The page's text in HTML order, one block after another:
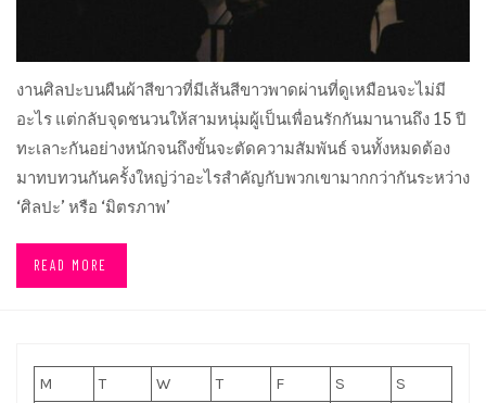
งานศิลปะบนผืนผ้าสีขาวที่มีเส้นสีขาวพาดผ่านที่ดูเหมือนจะไม่มี
อะไร แต่กลับจุดชนวนให้สามหนุ่มผู้เป็นเพื่อนรักกันมานานถึง 15 ปี
ทะเลาะกันอย่างหนักจนถึงขั้นจะตัดความสัมพันธ์ จนทั้งหมดต้อง
มาทบทวนกันครั้งใหญ่ว่าอะไรสำคัญกับพวกเขามากกว่ากันระหว่าง
‘ศิลปะ’ หรือ ‘มิตรภาพ’
READ MORE
M T W T F S
S